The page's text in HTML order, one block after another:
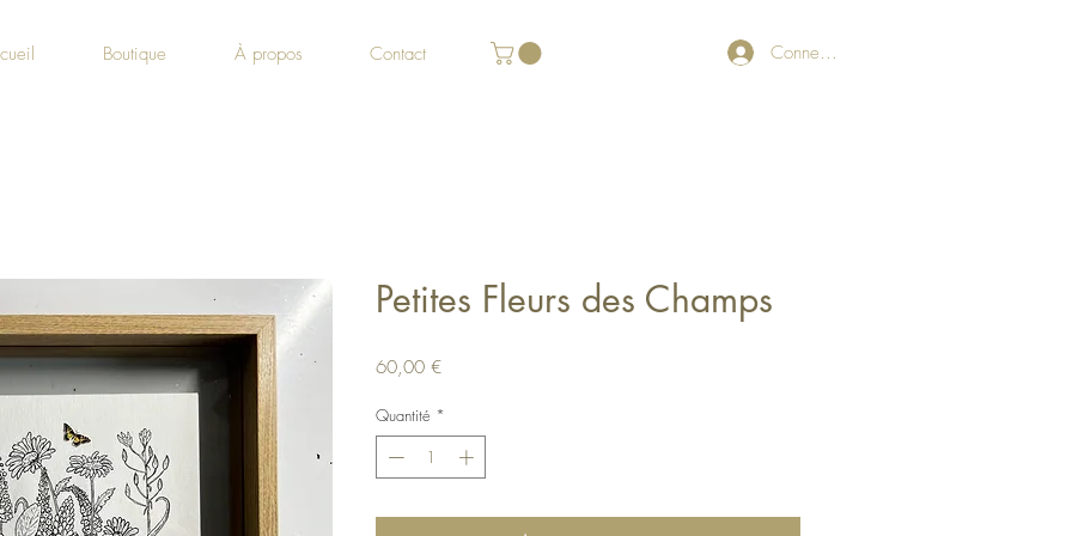
Boutique À propos Contact Connexion
Petites Fleurs des Champs
60,00 €Prix
Quantité *